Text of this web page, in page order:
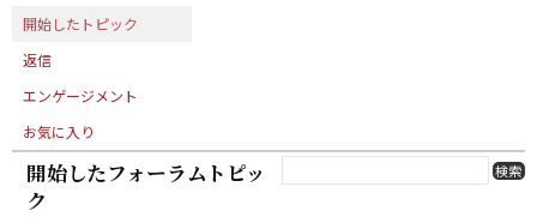
開始したトピック
返信
エンゲージメント
お気に入り
開始したフォーラムトピッ
ク